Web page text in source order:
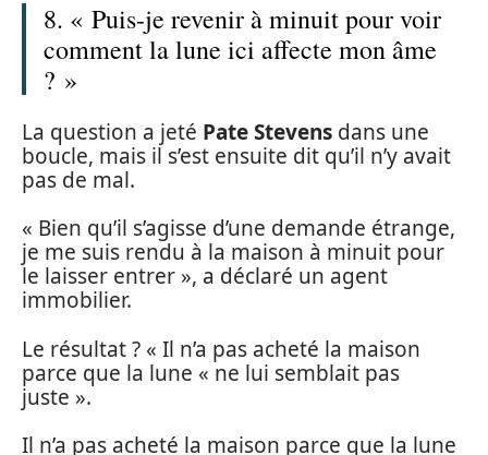
8. « Puis-je revenir à minuit pour voir
comment la lune ici affecte mon âme
? »
La question a jeté Pate Stevens dans une
boucle, mais il s’est ensuite dit qu’il n’y avait
pas de mal.
« Bien qu’il s’agisse d’une demande étrange,
je me suis rendu à la maison à minuit pour
le laisser entrer », a déclaré un agent
immobilier.
Le résultat ? « Il n’a pas acheté la maison
parce que la lune « ne lui semblait pas
juste ».
Il n’a pas acheté la maison parce que la lune